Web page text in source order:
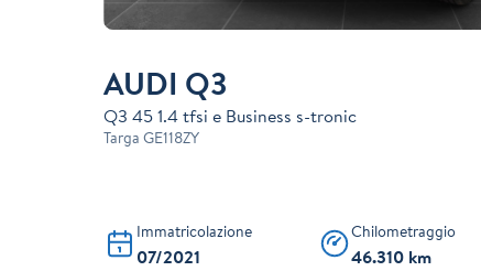
AUDI Q3
Q3 45 1.4 tfsi e Business s-tronic
Targa GE118ZY
Immatricolazione
07/2021
Chilometraggio
46.310 km